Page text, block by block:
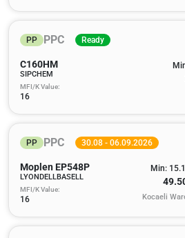
PP PPC Ready
C160HM
SIPCHEM
MFI/K Value:
16
PP PPC 30.08 - 06.09.2026
Moplen EP548P
LYONDELLBASELL
MFI/K Value:
16
Min:
Kocaeli